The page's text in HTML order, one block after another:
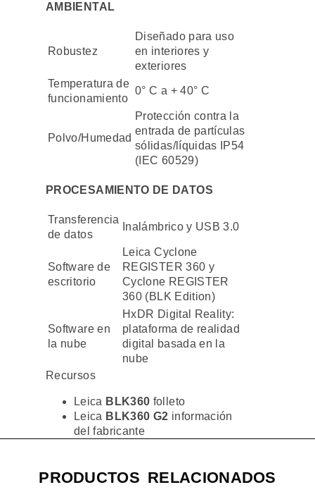
AMBIENTAL
Robustez
Diseñado para uso
en interiores y
exteriores
Temperatura de
funcionamiento
0° C a + 40° C
Polvo/Humedad
Protección contra la
entrada de partículas
sólidas/líquidas IP54
(IEC 60529)
PROCESAMIENTO DE DATOS
Transferencia
de datos
Inalámbrico y USB 3.0
Software de
escritorio
Leica Cyclone
REGISTER 360 y
Cyclone REGISTER
360 (BLK Edition)
Software en
la nube
HxDR Digital Reality:
plataforma de realidad
digital basada en la
nube
Recursos
Leica BLK360 folleto
Leica BLK360 G2 información
del fabricante
PRODUCTOS RELACIONADOS